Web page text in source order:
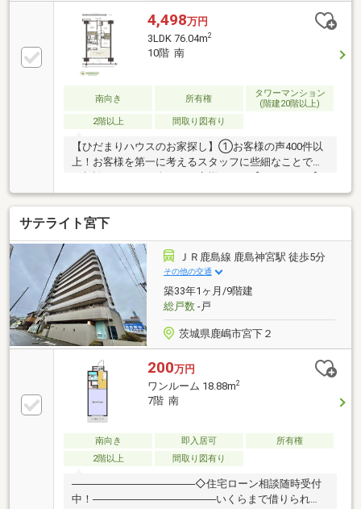
4,498万円
3LDK 76.04m2
10階 南
南向き 所有権
タワーマンション
(階建20階以上)
2階以上
間取り図有り
【ひだまりハウスのお家探し】①お客様の声400件以
上！お客様を第一に考えるスタッフに些細なことでも
の為に、全力でお手伝いさせていただきます。②自己
資金0円、勤続１年未満、産休・育休中等の住宅購入
サポート初めてのお家探しを何から始めていいかわか
らない・・・そんなお客様の気持ちに寄り添って、心
の行き届いたサービスをお約束致します。③諸費用ロ
ーン・おまとめローンのご紹介ローンが不安な方もお
任せください。弊社提携金融機関をご紹介致します。
◆当日ご見学希望の方は【0120-01-9944】までお気軽
にお問い合わせ下さい♪
サテライト宮下
ＪＲ鹿島線 鹿島神宮駅 徒歩5分
その他の交通
築33年1ヶ月/9階建
総戸数-戸
茨城県鹿嶋市宮下２
200万円
ワンルーム 18.88m2
7階 南
南向き 即入居可
所有権
2階以上
間取り図有り
─────────────────◇住宅ローン相談随時受付
中！─────────────────いくらまで借りられ